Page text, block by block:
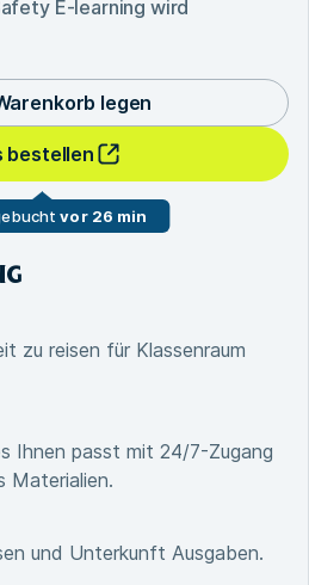
E-learning wird
legen
bestellen
vor 26 min
zu reisen für Klassenraum
Ihnen passt mit 24/7-Zugang
Materialien.
und Unterkunft Ausgaben.